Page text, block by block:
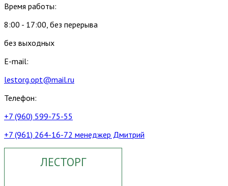
Время работы:
8:00 - 17:00, без перерыва
без выходных
E-mail:
lestorg.opt@mail.ru
Телефон:
+7 (960) 599-75-55
+7 (961) 264-16-72 менеджер Дмитрий
ЛЕСТОРГ